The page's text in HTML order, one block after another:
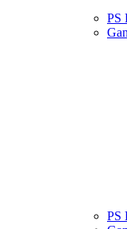
PS
PS